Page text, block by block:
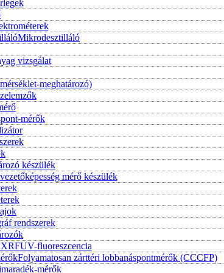
Mikrodesztilláló
vizsgálat
meghatározó)
mérők
készülék
mérő készülék
rendszerek
UV-fluoreszcencia
Folyamatosan zárttéri lobbanáspontmérők (CCCFP)
mérők